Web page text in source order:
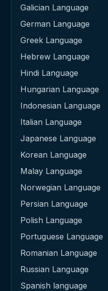
Galician Language
German Language
Greek Language
Hebrew Language
Hindi Language
Hungarian Language
Indonesian Language
Italian Language
Japanese Language
Korean Language
Malay Language
Norwegian Language
Persian Language
Polish Language
Portuguese Language
Romanian Language
Russian Language
Spanish language